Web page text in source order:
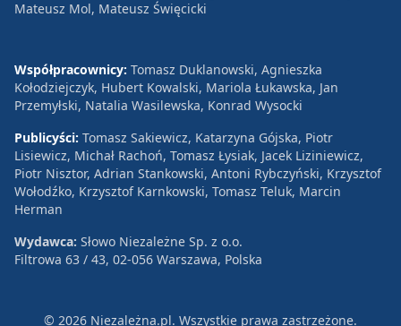
Mateusz Mol, Mateusz Święcicki
Współpracownicy: Tomasz Duklanowski, Agnieszka
Kołodziejczyk, Hubert Kowalski, Mariola Łukawska, Jan
Przemyłski, Natalia Wasilewska, Konrad Wysocki
Publicyści: Tomasz Sakiewicz, Katarzyna Gójska, Piotr
Lisiewicz, Michał Rachoń, Tomasz Łysiak, Jacek Liziniewicz,
Piotr Nisztor, Adrian Stankowski, Antoni Rybczyński, Krzysztof
Wołodźko, Krzysztof Karnkowski, Tomasz Teluk, Marcin
Herman
Wydawca: Słowo Niezależne Sp. z o.o.
Filtrowa 63 / 43, 02-056 Warszawa, Polska
© 2026 Niezależna.pl. Wszystkie prawa zastrzeżone.